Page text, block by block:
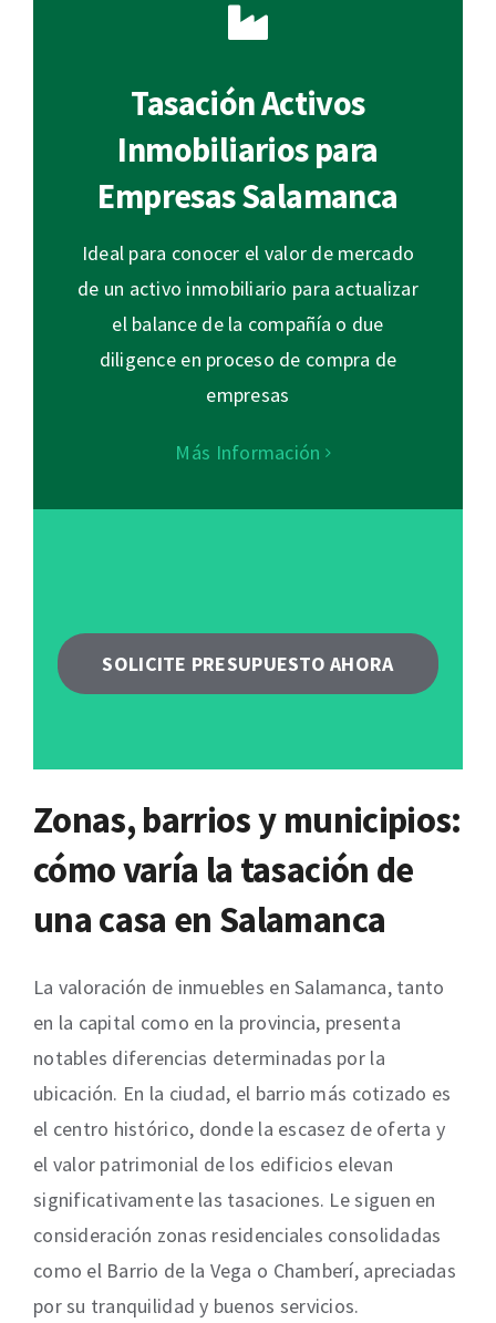
Tasación Activos
Inmobiliarios para
Empresas Salamanca
Ideal para conocer el valor de mercado
de un activo inmobiliario para actualizar
el balance de la compañía o due
diligence en proceso de compra de
empresas
Más Información
SOLICITE PRESUPUESTO AHORA
Zonas, barrios y municipios:
cómo varía la tasación de
una casa en Salamanca
La valoración de inmuebles en Salamanca, tanto
en la capital como en la provincia, presenta
notables diferencias determinadas por la
ubicación. En la ciudad, el barrio más cotizado es
el centro histórico, donde la escasez de oferta y
el valor patrimonial de los edificios elevan
significativamente las tasaciones. Le siguen en
consideración zonas residenciales consolidadas
como el Barrio de la Vega o Chamberí, apreciadas
por su tranquilidad y buenos servicios.